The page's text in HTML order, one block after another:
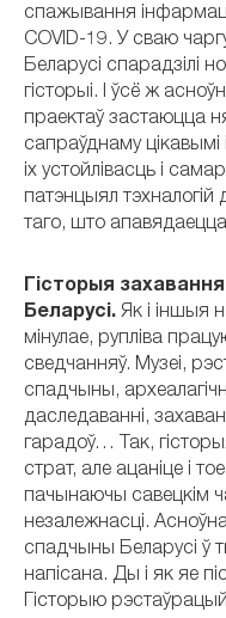
спажывання
COVID-19. У сваю
Беларусі спарадзілі
гісторыі. І ўсё ж
праектаў застаюцца
сапраўднаму
іх устойлівасць і
патэнцыял
таго, што
Гісторыя
Беларусі. Як і іншыя
мінулае, рупліва
сведчанняў. Музеі,
спадчыны,
даследаванні,
гарадоў… Так,
страт, але ацаніце і
пачынаючы савецкім
незалежнасці.
спадчыны Беларусі ў
напісана. Ды і як яе
Гісторыю